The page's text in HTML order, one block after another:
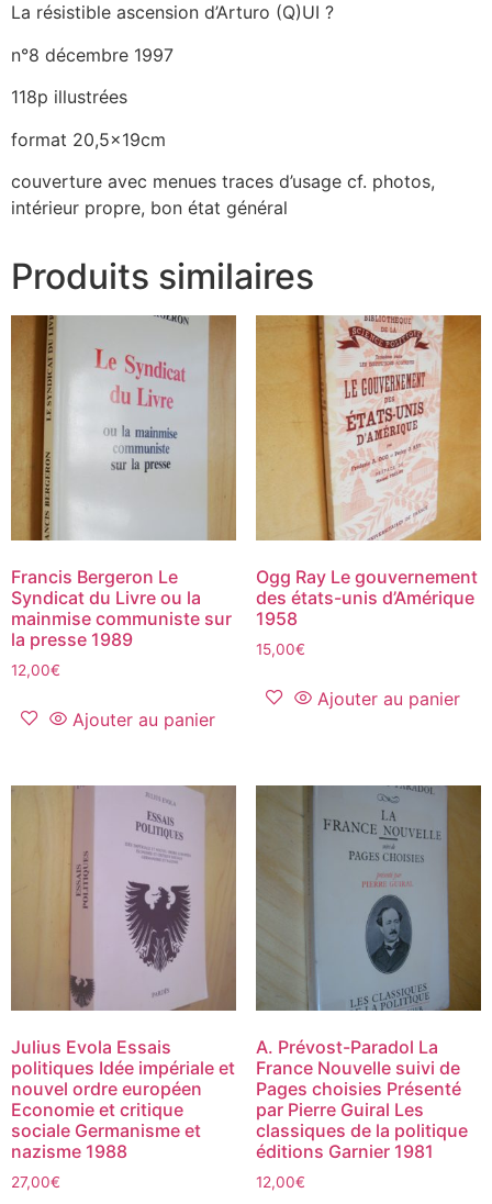
La résistible ascension d’Arturo (Q)UI ?
n°8 décembre 1997
118p illustrées
format 20,5x19cm
couverture avec menues traces d’usage cf. photos,
intérieur propre, bon état général
Produits similaires
Francis Bergeron Le
Syndicat du Livre ou la
mainmise communiste sur
la presse 1989
12,00€
Ajouter au panier
Ogg Ray Le gouvernement
des états-unis d’Amérique
1958
15,00€
Ajouter au panier
Julius Evola Essais
politiques Idée impériale et
nouvel ordre européen
Economie et critique
sociale Germanisme et
nazisme 1988
27,00€
A. Prévost-Paradol La
France Nouvelle suivi de
Pages choisies Présenté
par Pierre Guiral Les
classiques de la politique
éditions Garnier 1981
12,00€